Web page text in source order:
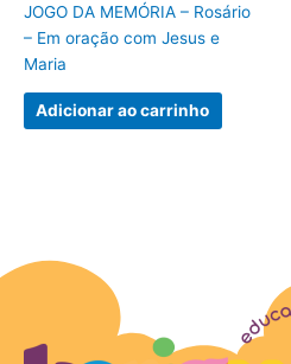
JOGO DA MEMÓRIA – Rosário
– Em oração com Jesus e
Maria
Adicionar ao carrinho